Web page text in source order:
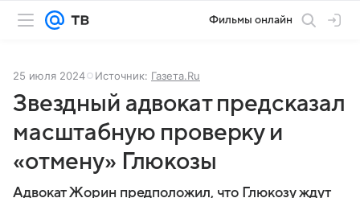
Фильмы онлайн
25 июля 2024 Источник: Газета.Ru
Звездный адвокат предсказал
масштабную проверку и
«отмену» Глюкозы
Адвокат Жорин предположил, что Глюкозу ждут